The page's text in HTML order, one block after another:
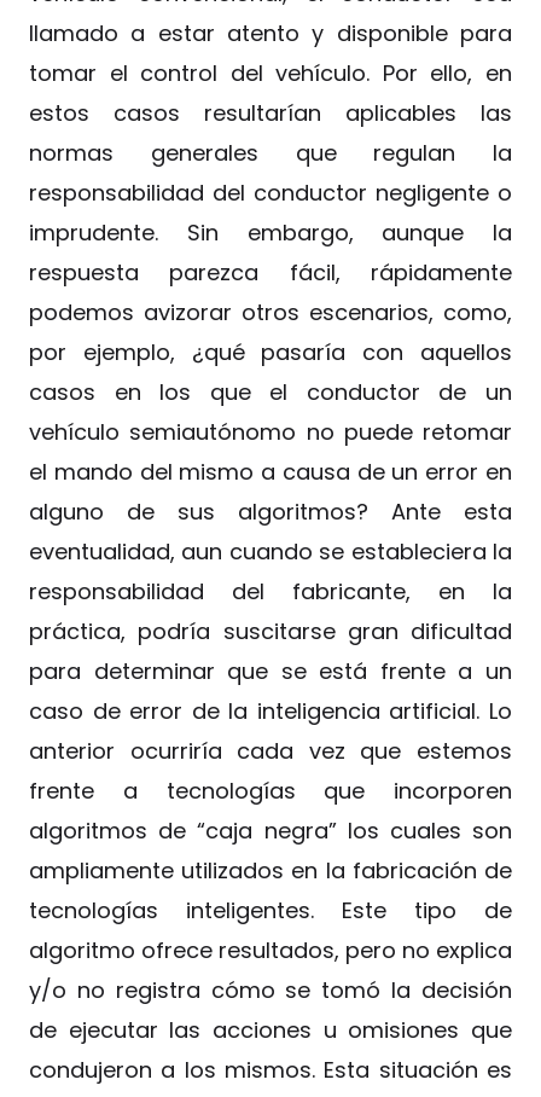
llamado a estar atento y disponible para
tomar el control del vehículo. Por ello, en
estos casos resultarían aplicables las
normas generales que regulan la
responsabilidad del conductor negligente o
imprudente. Sin embargo, aunque la
respuesta parezca fácil, rápidamente
podemos avizorar otros escenarios, como,
por ejemplo, ¿qué pasaría con aquellos
casos en los que el conductor de un
vehículo semiautónomo no puede retomar
el mando del mismo a causa de un error en
alguno de sus algoritmos? Ante esta
eventualidad, aun cuando se estableciera la
responsabilidad del fabricante, en la
práctica, podría suscitarse gran dificultad
para determinar que se está frente a un
caso de error de la inteligencia artificial. Lo
anterior ocurriría cada vez que estemos
frente a tecnologías que incorporen
algoritmos de “caja negra” los cuales son
ampliamente utilizados en la fabricación de
tecnologías inteligentes. Este tipo de
algoritmo ofrece resultados, pero no explica
y/o no registra cómo se tomó la decisión
de ejecutar las acciones u omisiones que
condujeron a los mismos. Esta situación es